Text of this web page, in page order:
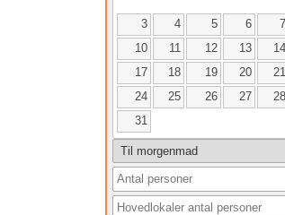
3
4 5 6 7
10
11 12 13 14
17
18 19 20 21
24
25 26 27 28
31